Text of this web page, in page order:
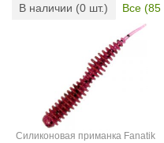
В наличии (0 шт.) Все (85
Силиконовая приманка Fanatik